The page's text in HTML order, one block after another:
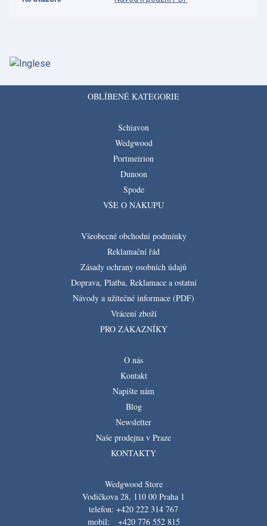
OBLÍBENÉ KATEGORIE
Schiavon
Wedgwood
Portmeirion
Dunoon
Spode
VŠE O NÁKUPU
Všeobecné obchodní podmínky
Reklamační řád
Zásady ochrany osobních údajů
Doprava, Platba, Reklamace a ostatní
Návody a užitečné informace (PDF)
Vrácení zboží
PRO ZÁKAZNÍKY
O nás
Kontakt
Napište nám
Blog
Newsletter
Naše prodejna v Praze
KONTAKTY
Wedgwood Store
Vodičkova 28, 110 00 Praha 1
telefon: +420 222 314 767
mobil: +420 776 552 815